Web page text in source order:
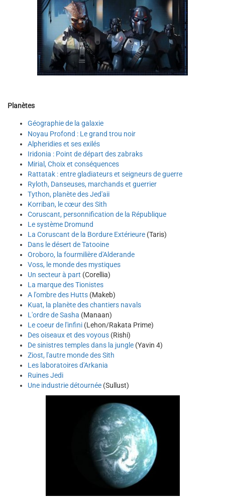
Planètes
Géographie de la galaxie
Noyau Profond : Le grand trou noir
Alpheridies et ses exilés
Iridonia : Point de départ des zabraks
Mirial, Choix et conséquences
Rattatak : entre gladiateurs et seigneurs de guerre
Ryloth, Danseuses, marchands et guerrier
Tython, planète des Jed'aii
Korriban, le cœur des Sith
Coruscant, personnification de la République
Le système Dromund
La Coruscant de la Bordure Extérieure (Taris)
Dans le désert de Tatooine
Oroboro, la fourmilière d'Alderande
Voss, le monde des mystiques
Un secteur à part (Corellia)
La marque des Tionistes
A l'ombre des Hutts (Makeb)
Kuat, la planète des chantiers navals
L'ordre de Sasha (Manaan)
Le coeur de l'infini (Lehon/Rakata Prime)
Des oiseaux et des voyous (Rishi)
De sinistres temples dans la jungle (Yavin 4)
Ziost, l'autre monde des Sith
Les laboratoires d'Arkania
Ruines Jedi
Une industrie détournée (Sullust)